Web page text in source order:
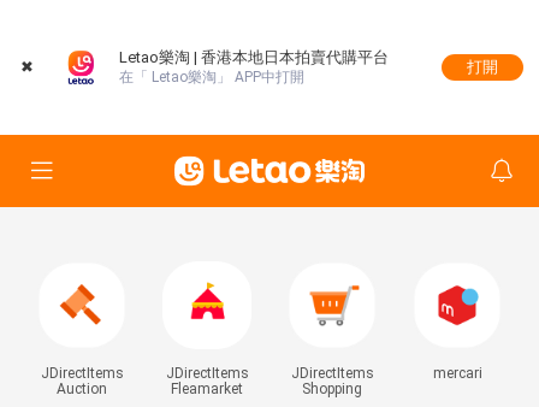
✖
Letao樂淘 | 香港本地日本拍賣代購平台
在「 Letao樂淘」 APP中打開
打開
JDirectItems
Auction
JDirectItems
Fleamarket
JDirectItems
Shopping
mercari